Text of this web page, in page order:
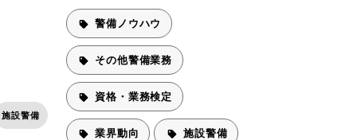
施設警備
警備ノウハウ
その他警備業務
資格・業務検定
業界動向 施設警備